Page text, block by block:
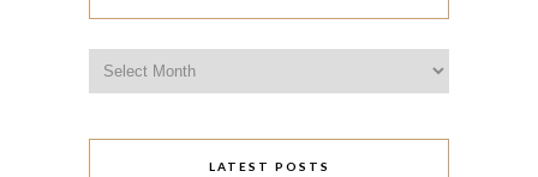
LATEST POSTS